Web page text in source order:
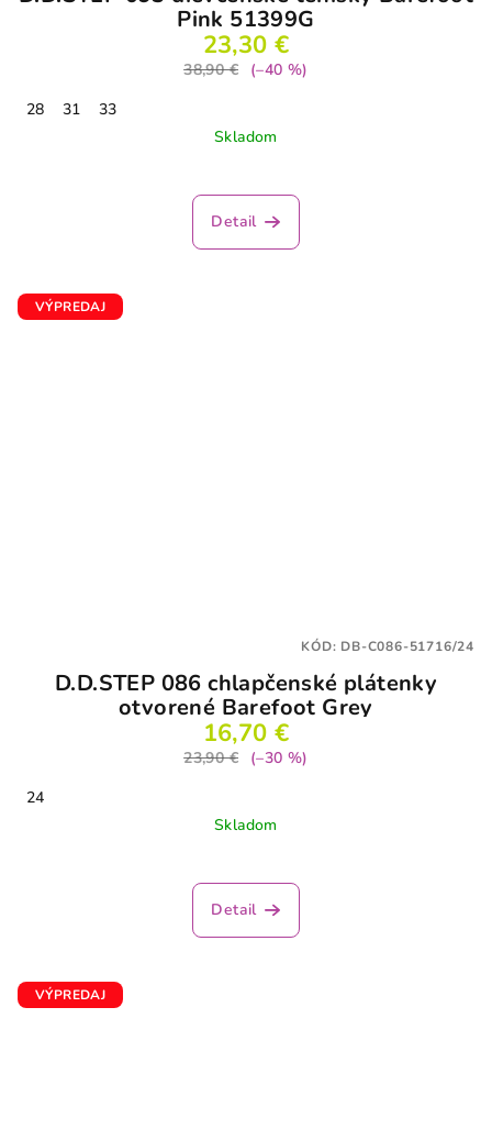
Pink 51399G
23,30 €
38,90 €
(–40 %)
28
31
33
Skladom
Detail
VÝPREDAJ
D.D.STEP 086 chlapčenské plátenky
otvorené Barefoot Grey
16,70 €
23,90 €
(–30 %)
24
Skladom
Detail
KÓD: DB-C086-51716/24
VÝPREDAJ